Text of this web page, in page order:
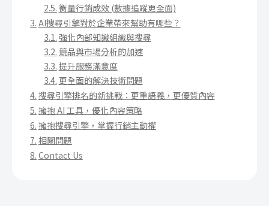
衡量行銷成效 (數據追蹤更全面)
AI搜尋引擎對於企業帶來幫助有哪些？
強化內部知識組織與搜尋
競品與市場分析的加速
提升服務滿意度
更全面的解決技術問題
搜尋引擎排名的新挑戰：更重語義，更優質內容
擁抱 AI 工具，優化內容策略
擁抱搜尋引擎，掌握行銷主動權
相關問題
Contact Us